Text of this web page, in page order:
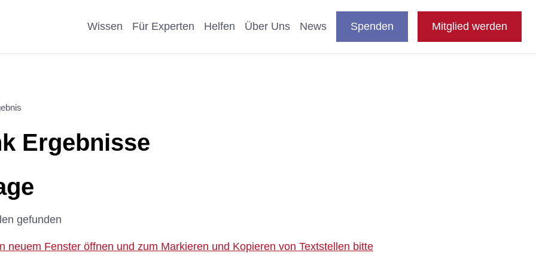
auswählen
DE
Wissen
Wissenschaftliche Argumente
Für Experten Helfen
Als Förderer/Förderin
spenden
Über Uns News Spenden Mitglied werden
Ergebnisse
gefunden
neuem Fenster öffnen und zum Markieren und Kopieren von Textstellen bitte